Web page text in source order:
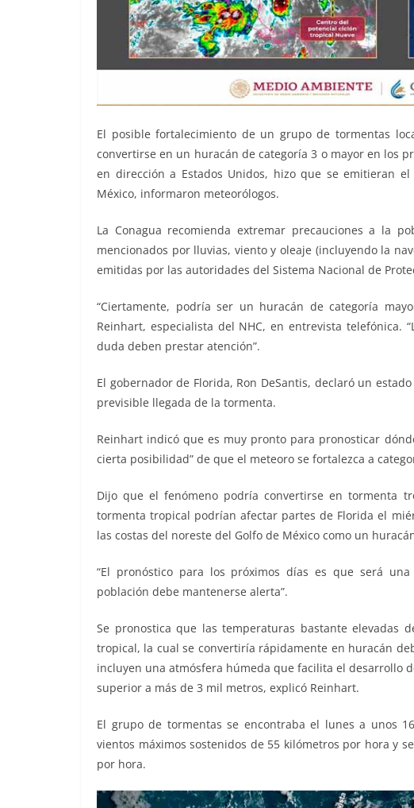
El posible fortalecimiento de un grupo de tormentas
convertirse en un huracán de categoría 3 o mayor en los
en dirección a Estados Unidos, hizo que se emitieran
México, informaron meteorólogos.
La Conagua recomienda extremar precauciones a la
mencionados por lluvias, viento y oleaje (incluyendo la
emitidas por las autoridades del Sistema Nacional de
“Ciertamente, podría ser un huracán de categoría
Reinhart, especialista del NHC, en entrevista telefónica.
duda deben prestar atención”.
El gobernador de Florida, Ron DeSantis, declaró un
previsible llegada de la tormenta.
Reinhart indicó que es muy pronto para pronosticar
cierta posibilidad” de que el meteoro se fortalezca a
Dijo que el fenómeno podría convertirse en tormenta
tormenta tropical podrían afectar partes de Florida el
las costas del noreste del Golfo de México como un
“El pronóstico para los próximos días es que será una
población debe mantenerse alerta”.
Se pronostica que las temperaturas bastante elevadas
tropical, la cual se convertiría rápidamente en huracán
incluyen una atmósfera húmeda que facilita el desarrollo
superior a más de 3 mil metros, explicó Reinhart.
El grupo de tormentas se encontraba el lunes a unos
vientos máximos sostenidos de 55 kilómetros por hora y
por hora.